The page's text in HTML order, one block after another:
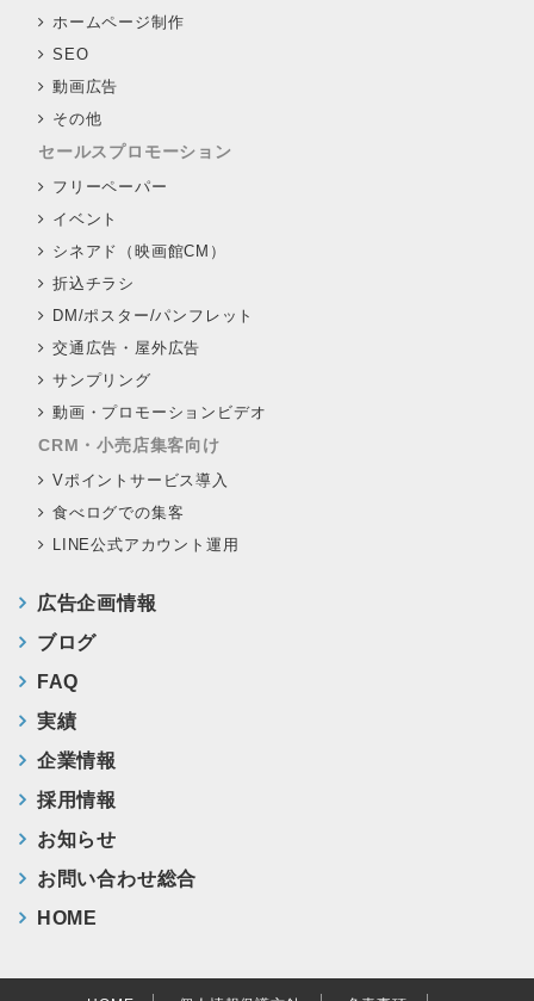
ホームページ制作
SEO
動画広告
その他
セールスプロモーション
フリーペーパー
イベント
シネアド（映画館CM）
折込チラシ
DM/ポスター/パンフレット
交通広告・屋外広告
サンプリング
動画・プロモーションビデオ
CRM・小売店集客向け
Vポイントサービス導入
食べログでの集客
LINE公式アカウント運用
広告企画情報
ブログ
FAQ
実績
企業情報
採用情報
お知らせ
お問い合わせ総合
HOME